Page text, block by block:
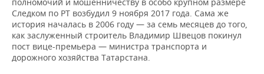
ФИГУРНОЕ КАТАНИЕ
ВОДНЫЕ ВИДЫ СПОРТА
ХОККЕЙ С МЯЧОМ
МЕДИЦИНА
ОБРАЗОВАНИЕ
ПРОИСШЕСТВИЯ
Следком по РТ возбудил 9 ноября 2017 года. Сама же
история началась в 2006 году — за семь месяцев до того,
как заслуженный строитель Владимир Швецов покинул
пост вице-премьера — министра транспорта и
дорожного хозяйства Татарстана.